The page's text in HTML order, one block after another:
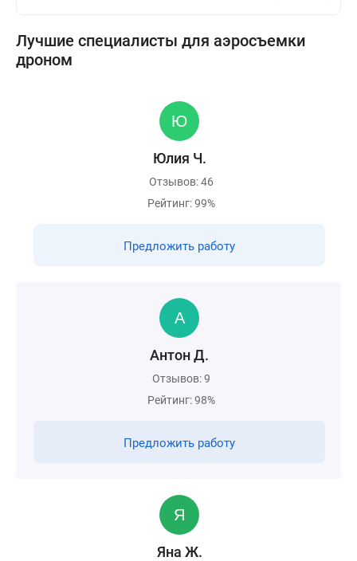
Лучшие специалисты для аэросъемки
дроном
Юлия Ч.
Отзывов: 46
Рейтинг: 99%
Предложить работу
Антон Д.
Отзывов: 9
Рейтинг: 98%
Предложить работу
Яна Ж.